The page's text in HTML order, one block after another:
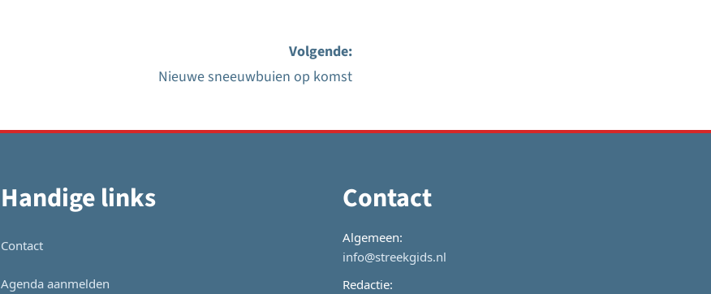
Volgende:
Nieuwe sneeuwbuien op komst
Handige links
Contact
Agenda aanmelden
Contact
Algemeen:
info@streekgids.nl
Redactie: